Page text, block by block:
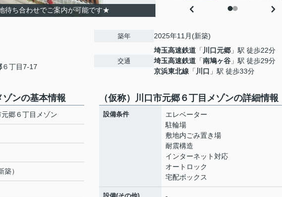
待ち合わせでご案内が可能です★
６丁目7-17
築年 2025年11月(新築)
交通
埼玉高速鉄道 「 川口元郷 」駅 徒歩22分
埼玉高速鉄道 「南鳩ヶ谷 」駅 徒歩29分
京浜東北線 「 川口 」駅 徒歩33分
ゾンの基本情報
元郷６丁目メゾン
）
（仮称）川口市元郷６丁目メゾンの詳細情報
設備条件
エレベーター
駐輪場
敷地内ごみ置き場
耐震構造
インターネット対応
オートロック
宅配ボックス